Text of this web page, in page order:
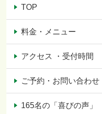
TOP
料金・メニュー
アクセス ・受付時間
ご予約・お問い合わせ
165名の「喜びの声」